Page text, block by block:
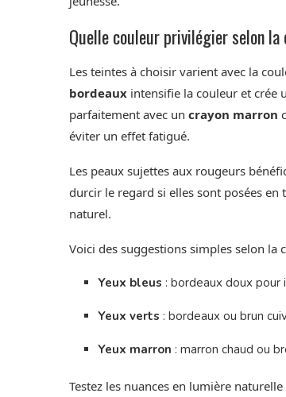
Quelle couleur privilégier selon
Les teintes à choisir varient avec la
bordeaux intensifie la couleur et crée
parfaitement avec un crayon marron
éviter un effet fatigué.
Les peaux sujettes aux rougeurs
durcir le regard si elles sont posées en
naturel.
Voici des suggestions simples selon la
Yeux bleus : bordeaux doux
Yeux verts : bordeaux ou brun
Yeux marron : marron chaud ou
Testez les nuances en lumière